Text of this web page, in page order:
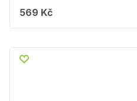
569 Kč